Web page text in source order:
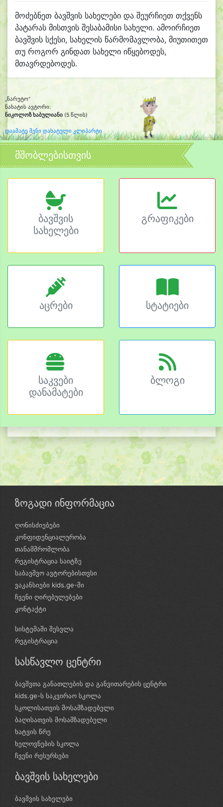
მოძებნეთ ბავშვის სახელები და შეურჩიეთ თქვენს
პატარას მისთვის შესაბამისი სახელი. ამოირჩიეთ
ბავშვის სქესი, სახელის წარმომავლობა, მიუთითეთ
თუ როგორ გინდათ სახელი იწყებოდეს,
მთავრდებოდეს.
„ნარუტო“
ნახატის ავტორი:
ნიკოლოზ ხაბულიანი (5 წლის)
დაამატე შენი დახატული კლიპარტი
მშობლებისთვის
ბავშვის
სახელები
გრაფიკები
აცრები სტატიები
საკვები
დანამატები
ბლოგი
ზოგადი ინფორმაცია
ღონისძიებები
კონფიდენციალურობა
თანამშრომლობა
რეგისტრაცია საიტზე
საბავშვო ავტორებისთვსი
ვაკანსიები kids.ge-ში
ჩვენი ღირებულებები
კონტაქტი
სისტემაში შესვლა
რეგისტრაცია
სასწავლო ცენტრი
ბავშვთა განათლების და განვითარების ცენტრი
kids.ge-ს საკვირაო სკოლა
სკოლისათვის მოსამზადებელი
ბაღისათვის მოსამზადებელი
ხატვის წრე
ხელოვნების სკოლა
ჩვენი რესურსები
ბავშვის სახელები
ბავშვის სახელები